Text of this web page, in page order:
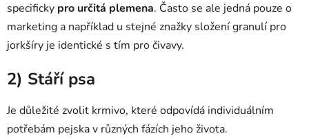
specificky pro určitá plemena. Často se ale jedná pouze o
marketing a například u stejné znažky složení granulí pro
jorkšíry je identické s tím pro čivavy.
2) Stáří psa
Je důležité zvolit krmivo, které odpovídá individuálním
potřebám pejska v různých fázích jeho života.